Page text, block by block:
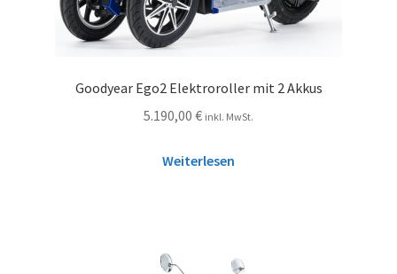
Goodyear Ego2 Elektroroller mit 2 Akkus
5.190,00 € inkl. MwSt.
Weiterlesen